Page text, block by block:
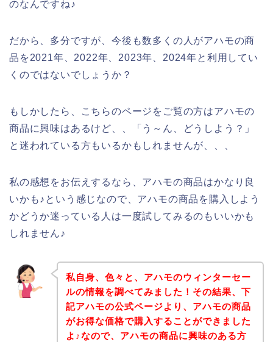
のなんですね♪
だから、多分ですが、今後も数多くの人がアハモの商
品を2021年、2022年、2023年、2024年と利用してい
くのではないでしょうか？
もしかしたら、こちらのページをご覧の方はアハモの
商品に興味はあるけど、、「う～ん、どうしよう？」
と迷われている方もいるかもしれませんが、、、
私の感想をお伝えするなら、アハモの商品はかなり良
いかも♪という感じなので、アハモの商品を購入しよう
かどうか迷っている人は一度試してみるのもいいかも
しれません♪
私自身、色々と、アハモのウィンターセー
ルの情報を調べてみました！その結果、下
記アハモの公式ページより、アハモの商品
がお得な価格で購入することができました
よ♪なので、アハモの商品に興味のある方